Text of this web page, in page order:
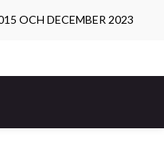
OCH DECEMBER 2023